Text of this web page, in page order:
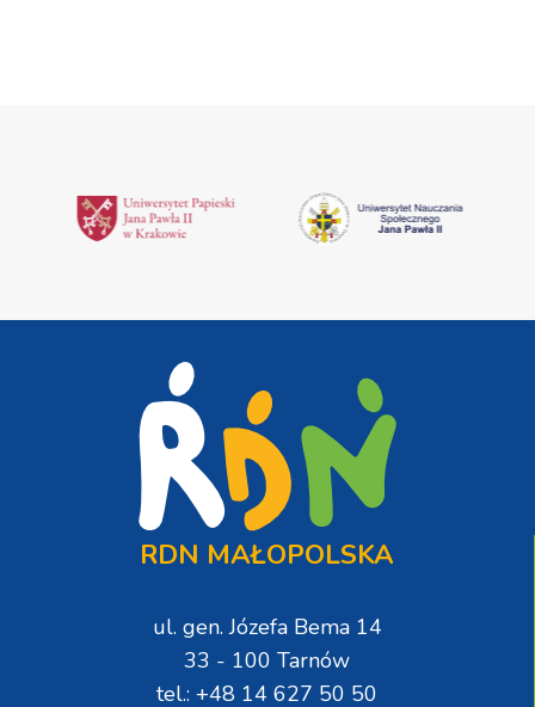
RDN MAŁOPOLSKA
ul. gen. Józefa Bema 14
33 - 100 Tarnów
tel.: +48 14 627 50 50